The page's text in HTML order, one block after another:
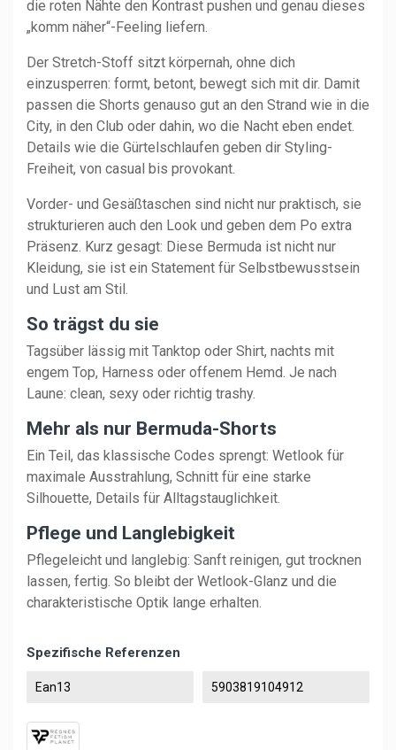
die roten Nähte den Kontrast pushen und genau dieses
„komm näher“-Feeling liefern.
Der Stretch-Stoff sitzt körpernah, ohne dich
einzusperren: formt, betont, bewegt sich mit dir. Damit
passen die Shorts genauso gut an den Strand wie in die
City, in den Club oder dahin, wo die Nacht eben endet.
Details wie die Gürtelschlaufen geben dir Styling-
Freiheit, von casual bis provokant.
Vorder- und Gesäßtaschen sind nicht nur praktisch, sie
strukturieren auch den Look und geben dem Po extra
Präsenz. Kurz gesagt: Diese Bermuda ist nicht nur
Kleidung, sie ist ein Statement für Selbstbewusstsein
und Lust am Stil.
So trägst du sie
Tagsüber lässig mit Tanktop oder Shirt, nachts mit
engem Top, Harness oder offenem Hemd. Je nach
Laune: clean, sexy oder richtig trashy.
Mehr als nur Bermuda-Shorts
Ein Teil, das klassische Codes sprengt: Wetlook für
maximale Ausstrahlung, Schnitt für eine starke
Silhouette, Details für Alltagstauglichkeit.
Pflege und Langlebigkeit
Pflegeleicht und langlebig: Sanft reinigen, gut trocknen
lassen, fertig. So bleibt der Wetlook-Glanz und die
charakteristische Optik lange erhalten.
Spezifische Referenzen
Ean13 5903819104912